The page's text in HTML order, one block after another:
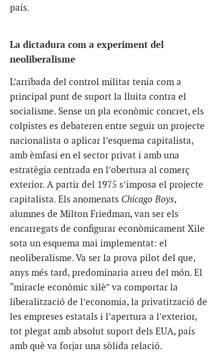
país.
La dictadura com a experiment del
neoliberalisme
L’arribada del control militar tenia com a
principal punt de suport la lluita contra el
socialisme. Sense un pla econòmic concret, els
colpistes es debateren entre seguir un projecte
nacionalista o aplicar l’esquema capitalista,
amb èmfasi en el sector privat i amb una
estratègia centrada en l’obertura al comerç
exterior. A partir del 1975 s’imposa el projecte
capitalista. Els anomenats Chicago Boys,
alumnes de Milton Friedman, van ser els
encarregats de configurar econòmicament Xile
sota un esquema mai implementat: el
neoliberalisme. Va ser la prova pilot del que,
anys més tard, predominaria arreu del món. El
“miracle econòmic xilè” va comportar la
liberalització de l’economia, la privatització de
les empreses estatals i l’apertura a l’exterior,
tot plegat amb absolut suport dels EUA, país
amb què va forjar una sòlida relació.